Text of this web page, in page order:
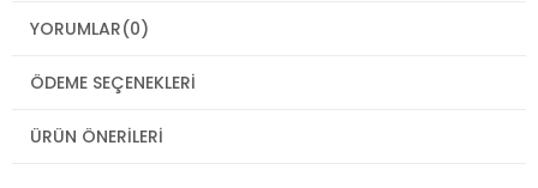
YORUMLAR(0)
ÖDEME SEÇENEKLERI
ÜRÜN ÖNERILERI